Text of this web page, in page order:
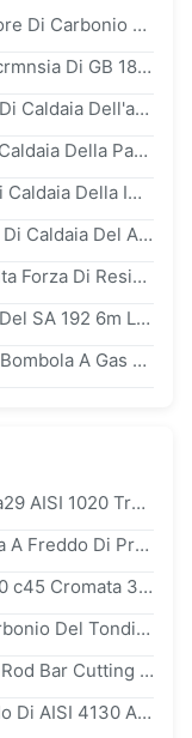
I Tubi Senza Saldatura A Basso Tenore Di Carbonio Del Tubo D'acciaio q235b ASTM a36 In Tondo Convogliano I Tubi Circolari
I Tubi Di Caldaia Senza Cuciture 30crmnsia Di GB 18248/Hanno Temprato Lo Spessore Del Tubo D'acciaio Rotondo 0,8 Millimetri
Tubo Della Bombola A Gas Dei Tubi Di Caldaia Dell'acciaio Senza Cuciture 35crmo Verniciato Con L'iso Del PED
Il Colpo Senza Cuciture Dei Tubi Di Caldaia Della Parete Spessa Circolare Ha Fatto Saltare Il GB 18248 30crmo 34CrMo4
Spessori Senza Cuciture Dei Tubi Di Caldaia Della Immersione Petrolio- Di 37mn 34Mn2V 30crmo 80mm – 350 Millimetri GB 18248
Il Tubo Rotondo Della Metropolitana Di Caldaia Del Acciaio Al Carbonio Ha Laminato A Freddo ASTM Senza Cuciture a192
Tubi Di Caldaia Senza Cuciture Di Alta Forza Di Resistenza Per I Tubi Di Vapore Surriscaldato
Tubi Di Caldaia Senza Cuciture 20g Del SA 192 6m Laminati A Caldo High Precision
Metropolitana Senza Cuciture Della Bombola A Gas Della Caldaia
Barra Di Acciaio Al Carbonio ASTM a29 AISI 1020 Trafilata A Freddo Per Applicazioni Di Lavorazione CNC
Barra Di Acciaio Al Carbonio Trafilata A Freddo Di Precisione 0,5 Mm Con Finitura Spazzolata Per Lavorazione CNC
Asta Cromata Laminata A Freddo c40 c45 Cromata 30 Micron 45 HRC Temprata Per Acciaio Per Cuscinetti
AISI 1045 16 Piedi Del Acciaio Al Carbonio Del Tondino 12mm Di Protezione Delicata Della Ruggine Per Costruzione
Acciaio Al Carbonio A 8 Pollici q295 Rod Bar Cutting Processing Service Per Lavorare
Acciaio Al Carbonio Laminato A Caldo Di AISI 4130 Antivari 16mm Per Le Strutture Durevoli